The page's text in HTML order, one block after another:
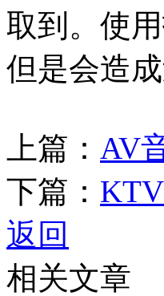
取到。使
但是会造
上篇： AV
下篇：
返回
相关文章